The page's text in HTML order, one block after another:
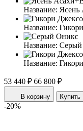
Название: Ясень
Название:
Название:
Название:
53 440 ₽ 66 800 ₽
В корзину Купить
-20%